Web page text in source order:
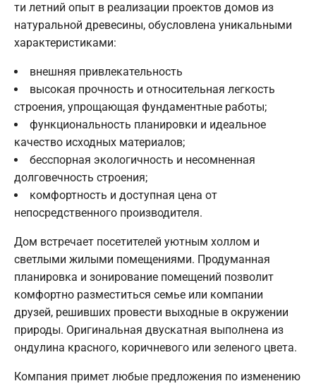
ти летний опыт в реализации проектов домов из
натуральной древесины, обусловлена уникальными
характеристиками:
внешняя привлекательность
высокая прочность и относительная легкость
строения, упрощающая фундаментные работы;
функциональность планировки и идеальное
качество исходных материалов;
бесспорная экологичность и несомненная
долговечность строения;
комфортность и доступная цена от
непосредственного производителя.
Дом встречает посетителей уютным холлом и
светлыми жилыми помещениями. Продуманная
планировка и зонирование помещений позволит
комфортно разместиться семье или компании
друзей, решивших провести выходные в окружении
природы. Оригинальная двускатная выполнена из
ондулина красного, коричневого или зеленого цвета.
Компания примет любые предложения по изменению